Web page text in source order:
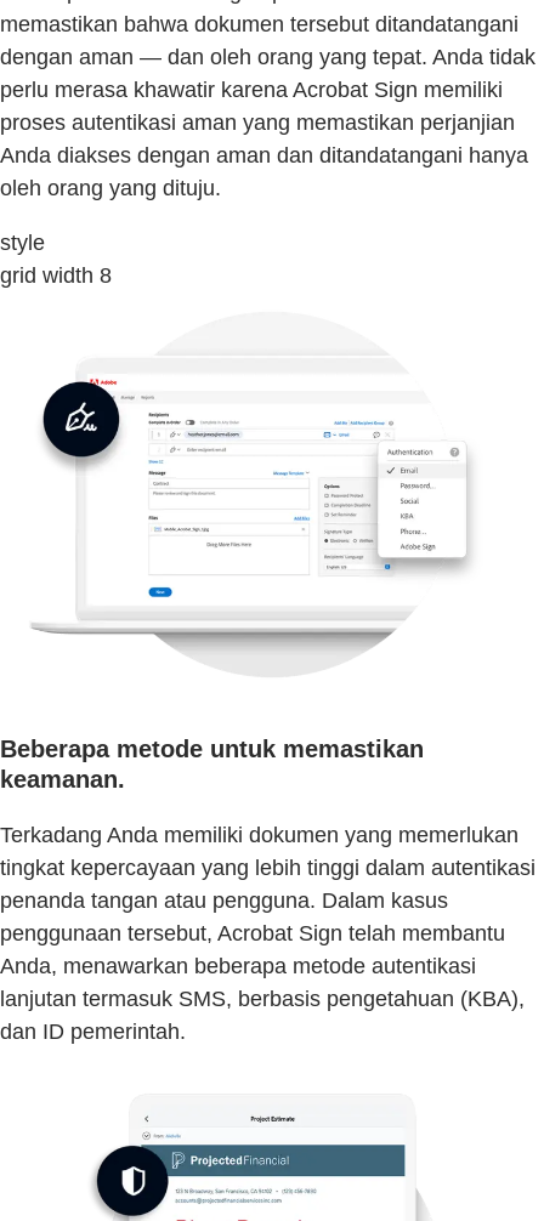
memastikan bahwa dokumen tersebut ditandatangani
dengan aman — dan oleh orang yang tepat. Anda tidak
perlu merasa khawatir karena Acrobat Sign memiliki
proses autentikasi aman yang memastikan perjanjian
Anda diakses dengan aman dan ditandatangani hanya
oleh orang yang dituju.
style
grid width 8
Beberapa metode untuk memastikan
keamanan.
Terkadang Anda memiliki dokumen yang memerlukan
tingkat kepercayaan yang lebih tinggi dalam autentikasi
penanda tangan atau pengguna. Dalam kasus
penggunaan tersebut, Acrobat Sign telah membantu
Anda, menawarkan beberapa metode autentikasi
lanjutan termasuk SMS, berbasis pengetahuan (KBA),
dan ID pemerintah.